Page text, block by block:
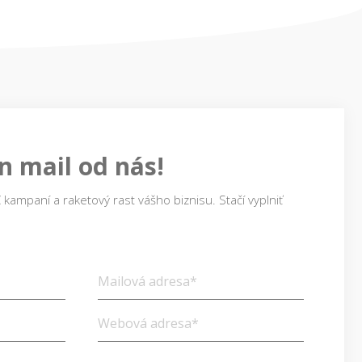
mail od nás!
kampaní a raketový rast vášho biznisu. Stačí vyplniť